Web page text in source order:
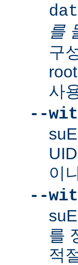
를
구
사
--
이
--
를
적